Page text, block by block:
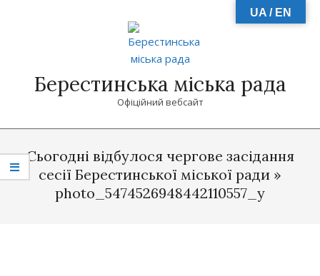
Берестинська міська рада
Офіційний вебсайт
Navigation
Menu
Сьогодні відбулося чергове засідання
сесії Берестинської міської ради »
photo_5474526948442110557_y
UA / EN